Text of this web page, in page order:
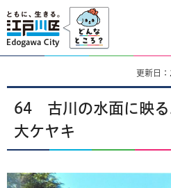
江戸川区
更新日
64 古川の水面に映る
大ケヤキ